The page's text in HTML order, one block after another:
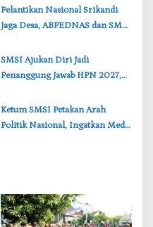
Diintimidasi
‎Pelantikan Nasional Srikandi
Jaga Desa, ABPEDNAS dan SMSI
‎SMSI Ajukan Diri Jadi
Penanggung Jawab HPN 2027,
Konstituen Pers
Ketum SMSI Petakan Arah
Politik Nasional, Ingatkan Media